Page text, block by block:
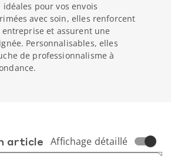
pour vos envois
avec soin, elles renforcent
entreprise et assurent une
Personnalisables, elles
de professionnalisme à
article Affichage détaillé